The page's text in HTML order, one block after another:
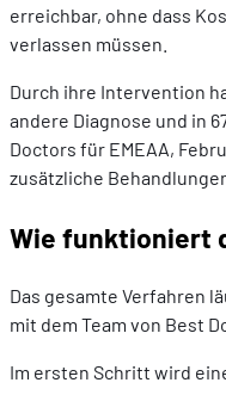
erreichbar, ohne dass
verlassen müssen.
Durch ihre Intervention
andere Diagnose und in
Doctors für EMEAA,
zusätzliche
Wie funktioniert
Das gesamte Verfahren
mit dem Team von Best
Im ersten Schritt wird